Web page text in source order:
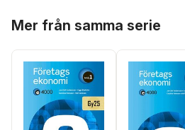
Mer från samma serie